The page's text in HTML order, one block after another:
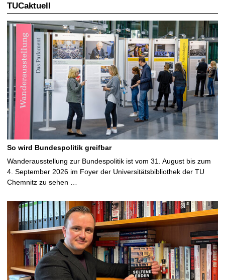
TUCaktuell
So wird Bundespolitik greifbar
Wanderausstellung zur Bundespolitik ist vom 31. August bis zum
4. September 2026 im Foyer der Universitätsbibliothek der TU
Chemnitz zu sehen …